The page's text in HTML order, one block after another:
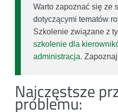
Warto zapoznać się ze
dotyczącymi tematów
Szkolenie związane z
szkolenie dla
administracja.
Najczęstsze
problemu: